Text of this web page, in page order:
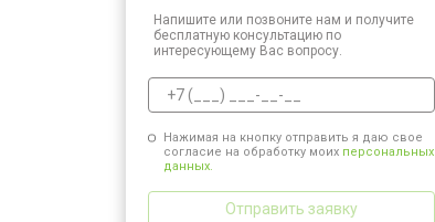
Напишите или позвоните нам и получите
бесплатную консультацию по
интересующему Вас вопросу.
Нажимая на кнопку отправить я даю свое
согласие на обработку моих персональных
данных.
Отправить заявку